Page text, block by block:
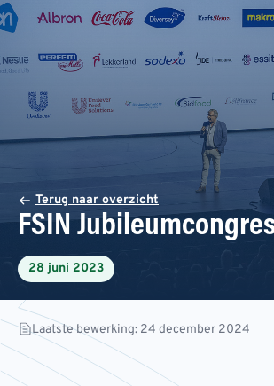
Terug naar overzicht
FSIN
28 juni 2023
Laatste bewerking: 24 december 2024